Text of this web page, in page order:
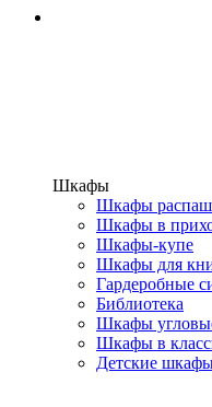
Шкафы
Шкафы
Шкафы в
Шкафы-купе
Шкафы для
Гардеробные
Библиотека
Шкафы
Шкафы в
Детские